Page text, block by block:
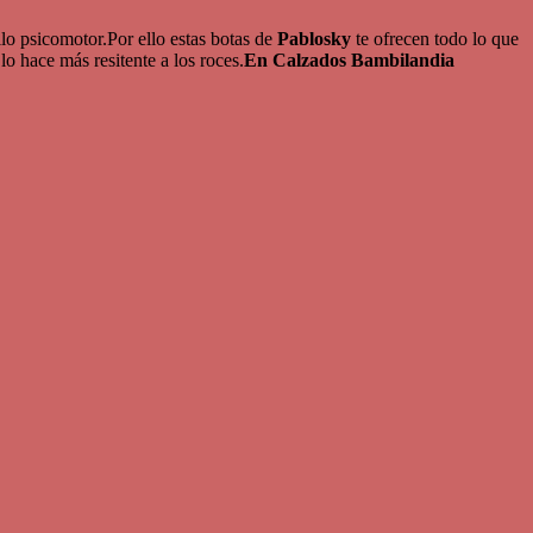
psicomotor.Por ello estas botas de Pablosky te ofrecen todo lo que
hace más resitente a los roces.En Calzados Bambilandia